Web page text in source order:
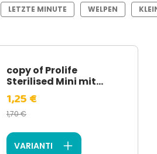
LETZTE MINUTE WELPEN
copy of Prolife
Sterilised Mini mit...
1,25 €
1,70 €
VARIANTI